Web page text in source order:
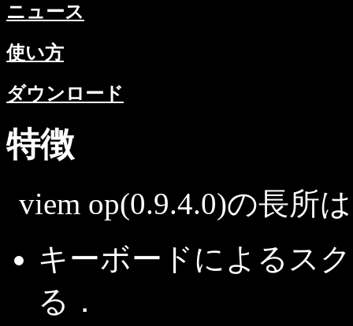
ニュース
使い方
ダウンロード
特徴
viem op(0.9.4.0)の長所
キーボードによるス
る．